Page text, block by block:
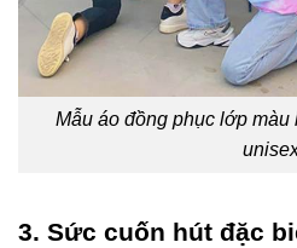
Mẫu áo đồng phục lớp màu
3. Sức cuốn hút đặc